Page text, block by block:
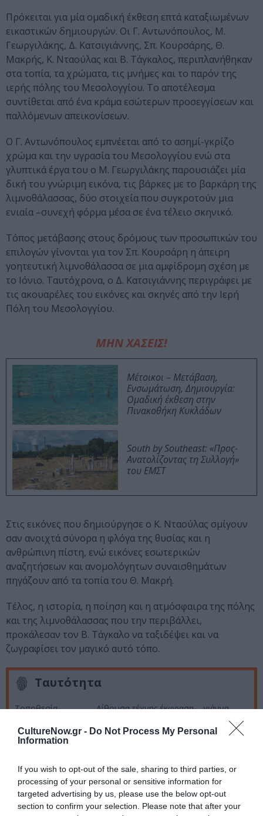
CultureNow.gr - Do Not Process My Personal
Information
If you wish to opt-out of the sale, sharing to third parties, or
processing of your personal or sensitive information for
targeted advertising by us, please use the below opt-out
section to confirm your selection. Please note that after your
Πρόκειται για μία ομαδική έκθεση επτά καταξιωμένων
εικαστικών δημιουργών. Οι Γ. Αντωνόπουλος, Μ.
Γεωργιλάκης, Δ. Κατσιγιάννης, Σπ. Κουρσάρης, Θ.
Μακρής, Κ. Νταούλας και Β. Τάγκαλος, περιπλανήθηκαν
στα τοπία, τα χρώματα, τις μνήμες και το παρόν της
ιερής πόλης του Μεσολογγίου. Το αποτέλεσμα
συντίθεται από ένα κράμα εσώτερων προσεγγίσεων και
παλλόμενων απεικονίσεων.
Ο Γ. Αντωνόπουλος εμπνέεται από το ασημί-γκρίζο
χρώμα και την υγρασία του Μεσολογγίου ενώ στα
γλυπτικά έργα του ο Μ. Γεωργιλάκης παρουσιάζει μία
δική του γνώριμη εικόνα, τις βάρκες με το βαρκάρη της
λιμνοθάλασσας, δύο στοιχεία που συγκροτούν μια
ενιαία –συνεχή φόρμα μέσα σε ένα τέλειο σκηνικό.
Τόπος μετάβασης στους δρόμους των προσωπικών του
επιλογών γίνονται για τον Σπ. Κουρσάρη η άπειρη
γοητευτική λιμνοθάλασσα σε μια αμφίδρομη σχέση με
το Ιόνιο. Ταυτόχρονα, ο Δ. Κατσιγιάννης περιγράφει με
τις ακουαρέλες του εικόνες και σκηνές από την Ιερή
Πόλη του Μεσολογγίου.
ΜΗΝ ΧΑΣΕΙΣ!
Μέτοικοι – Μετάβαση,
Ενσωμάτωση, Δημιουργία:
Ομαδική έκθεση στην
Πινακοθήκη Κυκλάδων
South by Southeast: «Προς-
Ανατολίζοντας τη Συλλογή»
του ΕΜΣΤ
Στις εικόνες που δημιούργησε ο Κ. Νταούλας σμίγουν
σαν ανοιχτά σύνορα η φλόγα της θυσίας και η
ανθρώπινη πίστη, ενώ εικόνες εσωτερικών
αναζητήσεων και ανομολόγητων συναισθημάτων
πηγάζουν από τα τοπία του Θ. Μακρή.
Τέλος, η ιστορία, η ποίηση και η ατμόσφαιρα της πόλης
και της λιμνοθάλασσας που την περιβάλλει,
προκάλεσαν τον Β. Τάγκαλο να ταξιδέψει και να
ζωγραφίσει τον μαγικό αυτό τόπο.
Ταυτότητα
Τοποθεσία Αίθουσα τέχνηςέκφραση – γιάννα
Βαλαωρίτου 9α,
Αθήνα
Ημερομηνία
Ώρες λειτουργίας
Τρίτη – Παρασκευή: 11.00 – 14.00,
18.00 – 21.00, Σάββατο: 11.00 – 14.00.
Κυριακή και Δευτέρα κλειστά.